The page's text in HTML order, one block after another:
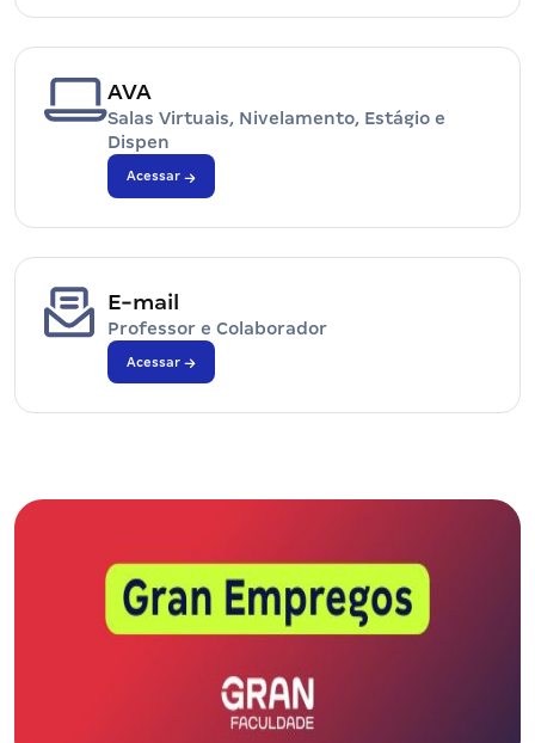
AVA
Salas Virtuais, Nivelamento, Estágio e
Dispen
Acessar
E-mail
Professor e Colaborador
Acessar